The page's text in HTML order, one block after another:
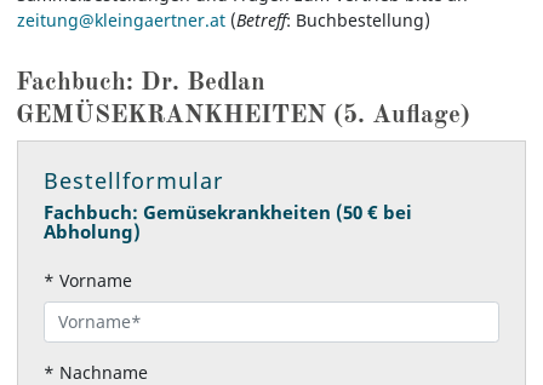
zeitung@kleingaertner.at (Betreff: Buchbestellung)
Fachbuch: Dr. Bedlan
GEMÜSEKRANKHEITEN (5. Auflage)
Bestellformular
Fachbuch: Gemüsekrankheiten (50 € bei
Abholung)
* Vorname
* Nachname